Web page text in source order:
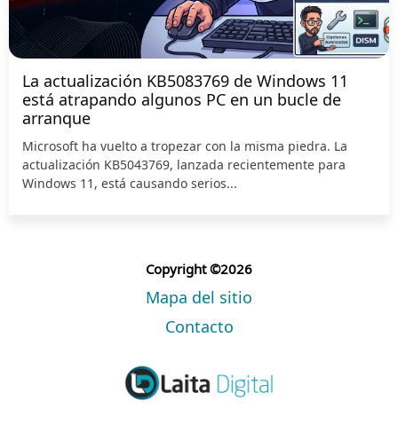
La actualización KB5083769 de Windows 11
está atrapando algunos PC en un bucle de
arranque
Microsoft ha vuelto a tropezar con la misma piedra. La
actualización KB5043769, lanzada recientemente para
Windows 11, está causando serios...
Copyright ©2026
Mapa del sitio
Contacto